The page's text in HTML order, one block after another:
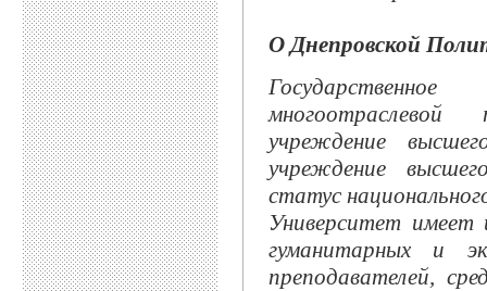
О Днепровской
многоотраслевой
учреждение
учреждение
статус
Университет имеет
гуманитарных и
преподавателей,